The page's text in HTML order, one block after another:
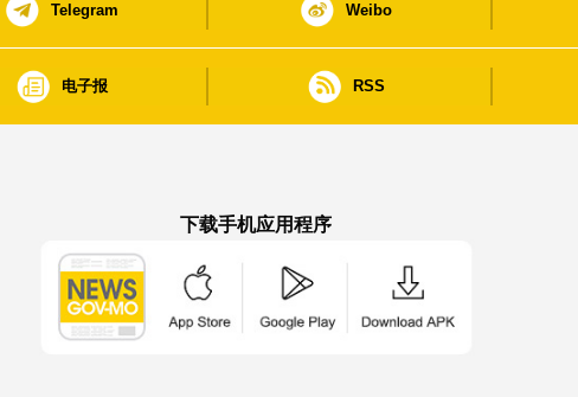
Telegram Weibo
电子报 RSS
下载手机应用程序